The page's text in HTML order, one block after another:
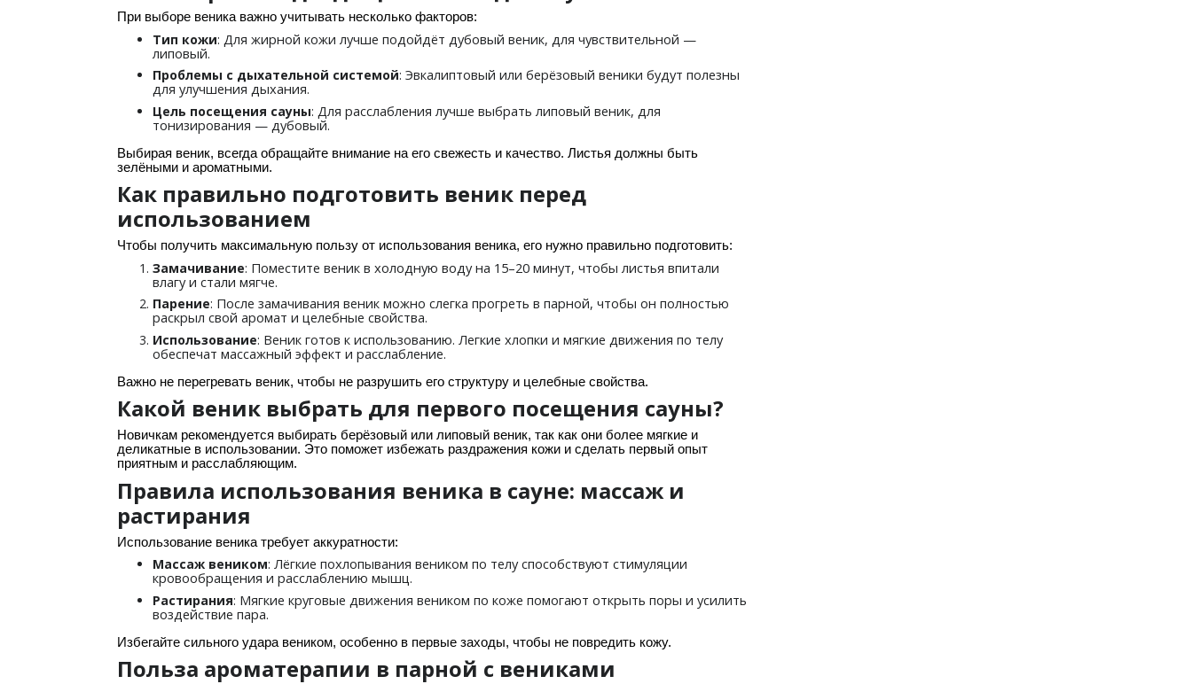
При выборе веника важно учитывать несколько факторов:
Тип кожи: Для жирной кожи лучше подойдёт дубовый веник, для чувствительной —
липовый.
Проблемы с дыхательной системой: Эвкалиптовый или берёзовый веники будут полезны
для улучшения дыхания.
Цель посещения сауны: Для расслабления лучше выбрать липовый веник, для
тонизирования — дубовый.
Выбирая веник, всегда обращайте внимание на его свежесть и качество. Листья должны быть
зелёными и ароматными.
Как правильно подготовить веник перед
использованием
Чтобы получить максимальную пользу от использования веника, его нужно правильно подготовить:
Замачивание: Поместите веник в холодную воду на 15–20 минут, чтобы листья впитали
влагу и стали мягче.
Парение: После замачивания веник можно слегка прогреть в парной, чтобы он полностью
раскрыл свой аромат и целебные свойства.
Использование: Веник готов к использованию. Легкие хлопки и мягкие движения по телу
обеспечат массажный эффект и расслабление.
Важно не перегревать веник, чтобы не разрушить его структуру и целебные свойства.
Какой веник выбрать для первого посещения сауны?
Новичкам рекомендуется выбирать берёзовый или липовый веник, так как они более мягкие и
деликатные в использовании. Это поможет избежать раздражения кожи и сделать первый опыт
приятным и расслабляющим.
Правила использования веника в сауне: массаж и
растирания
Использование веника требует аккуратности:
Массаж веником: Лёгкие похлопывания веником по телу способствуют стимуляции
кровообращения и расслаблению мышц.
Растирания: Мягкие круговые движения веником по коже помогают открыть поры и усилить
воздействие пара.
Избегайте сильного удара веником, особенно в первые заходы, чтобы не повредить кожу.
Польза ароматерапии в парной с вениками